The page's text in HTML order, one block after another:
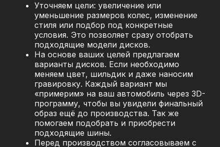
Уточняем цели: увеличение или
уменьшение размеров колес, изменение
стиля или подбор под конкретные
условия. Это позволяет сразу отобрать
подходящие модели дисков.
На основе ваших целей предлагаем
варианты дисков. Если необходимо
меняем цвет, шильдик и даже наносим
гравировку. Каждый вариант мы
«примерим» на ваш автомобиль через 3D-
программу, чтобы вы увидели финальный
образ ещё до производства. Так же
помогаем подобрать и приобрести
подходящие шины.
Перед производством согласовываем с